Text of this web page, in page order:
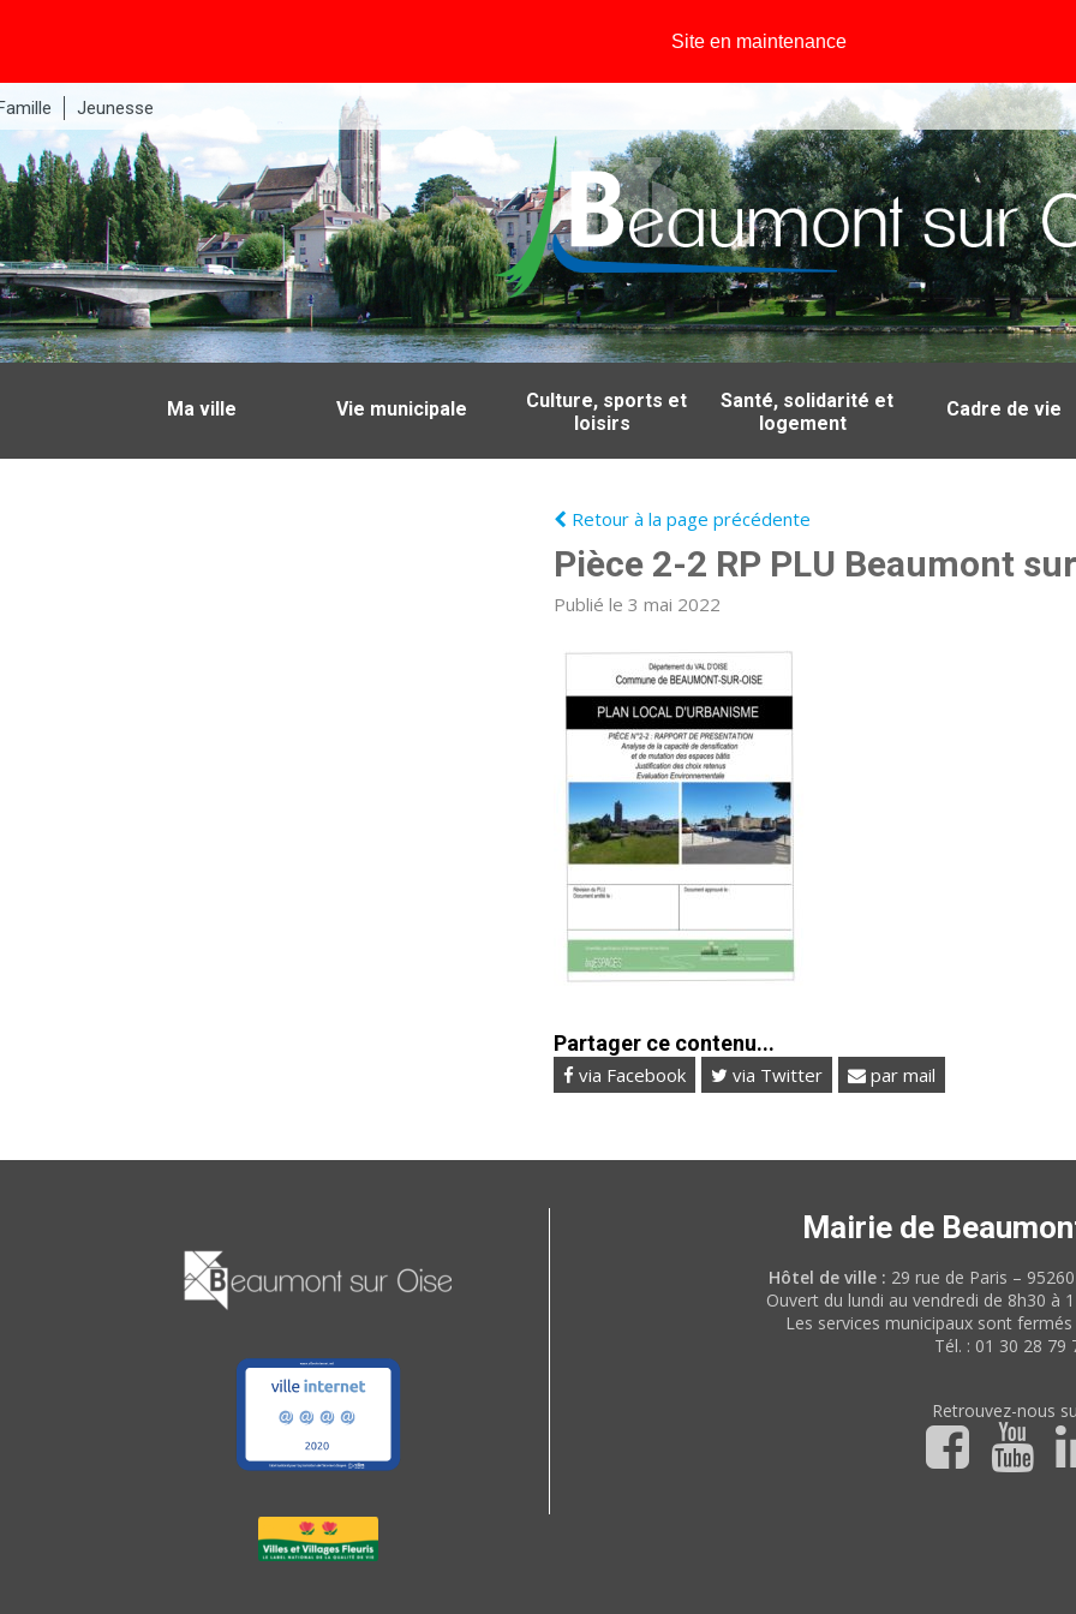
Jeunesse
Ma ville Vie municipale
Culture, sports et
loisirs
Santé, solidarité et
logement
Cadre de vie
Retour à la page précédente
Pièce 2-2 RP PLU Beaumont
Publié le 3 mai 2022
Partager ce contenu...
via Facebook via Twitter par mail
Mairie de
Hôtel de ville : 29 rue de Paris –
Ouvert du lundi au vendredi de 8h30 à
Les services municipaux sont
Tél. : 01 30 28 79
Retrouvez-nous
Site en maintenance